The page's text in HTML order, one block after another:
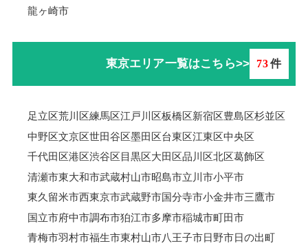
龍ヶ崎市
東京エリア一覧はこちら>> 73件
足立区荒川区練馬区江戸川区板橋区新宿区豊島区杉並区
中野区文京区世田谷区墨田区台東区江東区中央区
千代田区港区渋谷区目黒区大田区品川区北区葛飾区
清瀬市東大和市武蔵村山市昭島市立川市小平市
東久留米市西東京市武蔵野市国分寺市小金井市三鷹市
国立市府中市調布市狛江市多摩市稲城市町田市
青梅市羽村市福生市東村山市八王子市日野市日の出町